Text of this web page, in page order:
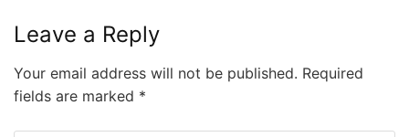
Leave a Reply
Your email address will not be published. Required
fields are marked *